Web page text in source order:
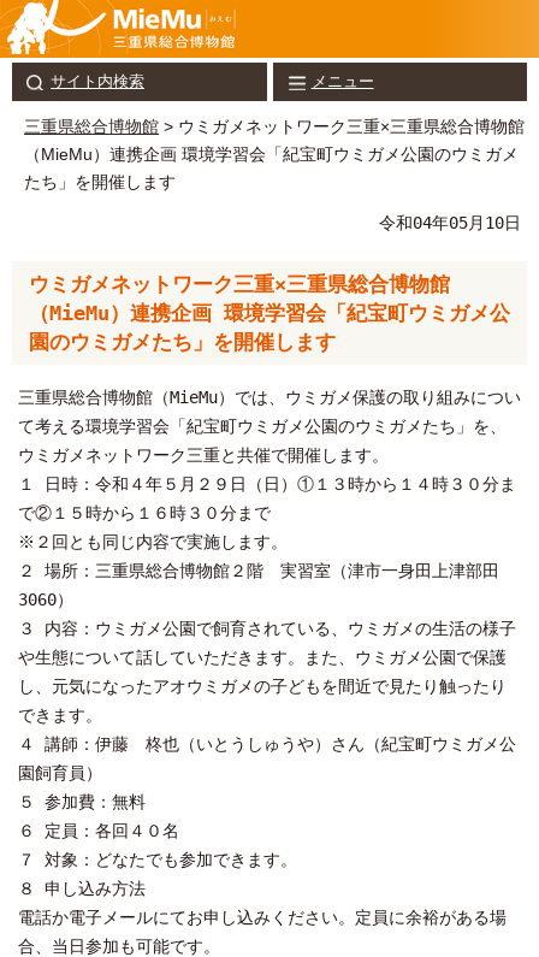
サイト内検索 メニュー
三重県総合博物館 > ウミガメネットワーク三重×三重県総合博物館
（MieMu）連携企画 環境学習会「紀宝町ウミガメ公園のウミガメ
たち」を開催します
令和04年05月10日
ウミガメネットワーク三重×三重県総合博物館
（MieMu）連携企画 環境学習会「紀宝町ウミガメ公
園のウミガメたち」を開催します
三重県総合博物館（MieMu）では、ウミガメ保護の取り組みについ
て考える環境学習会「紀宝町ウミガメ公園のウミガメたち」を、
ウミガメネットワーク三重と共催で開催します。
１ 日時：令和４年５月２９日（日）①１３時から１４時３０分ま
で②１５時から１６時３０分まで
※２回とも同じ内容で実施します。
２ 場所：三重県総合博物館２階 実習室（津市一身田上津部田
3060）
３ 内容：ウミガメ公園で飼育されている、ウミガメの生活の様子
や生態について話していただきます。また、ウミガメ公園で保護
し、元気になったアオウミガメの子どもを間近で見たり触ったり
できます。
４ 講師：伊藤 柊也（いとうしゅうや）さん（紀宝町ウミガメ公
園飼育員）
５ 参加費：無料
６ 定員：各回４０名
７ 対象：どなたでも参加できます。
８ 申し込み方法
電話か電子メールにてお申し込みください。定員に余裕がある場
合、当日参加も可能です。